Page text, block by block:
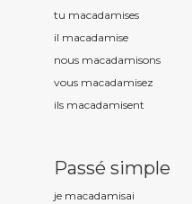
tu macadamises
il macadamise
nous macadamisons
vous macadamisez
ils macadamisent
Passé simple
je macadamisai